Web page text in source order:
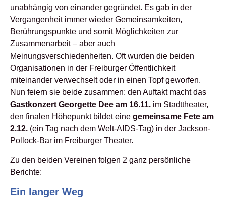
unabhängig von einander gegründet. Es gab in der
Vergangenheit immer wieder Gemeinsamkeiten,
Berührungspunkte und somit Möglichkeiten zur
Zusammenarbeit – aber auch
Meinungsverschiedenheiten. Oft wurden die beiden
Organisationen in der Freiburger Öffentlichkeit
miteinander verwechselt oder in einen Topf geworfen.
Nun feiern sie beide zusammen: den Auftakt macht das
Gastkonzert Georgette Dee am 16.11. im Stadttheater,
den finalen Höhepunkt bildet eine gemeinsame Fete am
2.12. (ein Tag nach dem Welt-AIDS-Tag) in der Jackson-
Pollock-Bar im Freiburger Theater.
Zu den beiden Vereinen folgen 2 ganz persönliche
Berichte:
Ein langer Weg